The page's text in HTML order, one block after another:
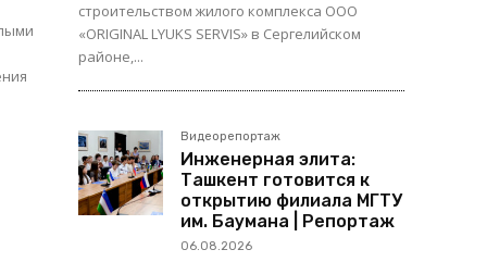
строительством жилого комплекса ООО
«ORIGINAL LYUKS SERVIS» в Сергелийском
районе,...
Видеорепортаж
Инженерная элита:
Ташкент готовится к
открытию филиала МГТУ
им. Баумана | Репортаж
06.08.2026